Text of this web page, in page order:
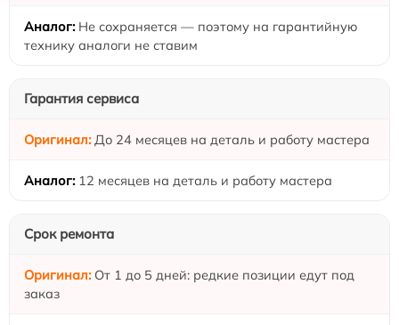
Не сохраняется — поэтому на гарантийную
технику аналоги не ставим
Гарантия сервиса
До 24 месяцев на деталь и работу мастера
12 месяцев на деталь и работу мастера
Срок ремонта
От 1 до 5 дней: редкие позиции едут под
заказ